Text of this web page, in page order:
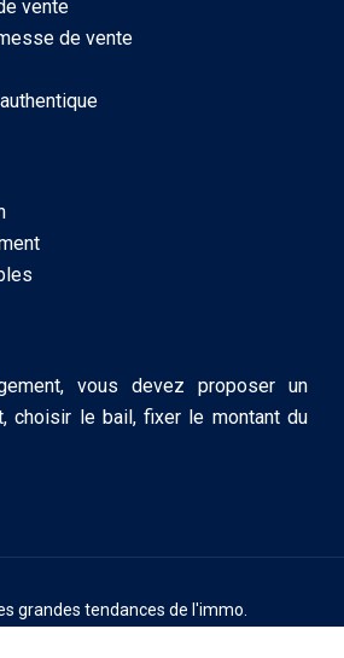
vente
de vente
vous devez proposer un
choisir le bail, fixer le montant du
grandes tendances de l'immo.